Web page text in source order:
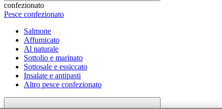
confezionato
Pesce confezionato
Salmone
Affumicato
Al naturale
Sottolio e marinato
Sottosale e essiccato
Insalate e antipasti
Altro pesce confezionato